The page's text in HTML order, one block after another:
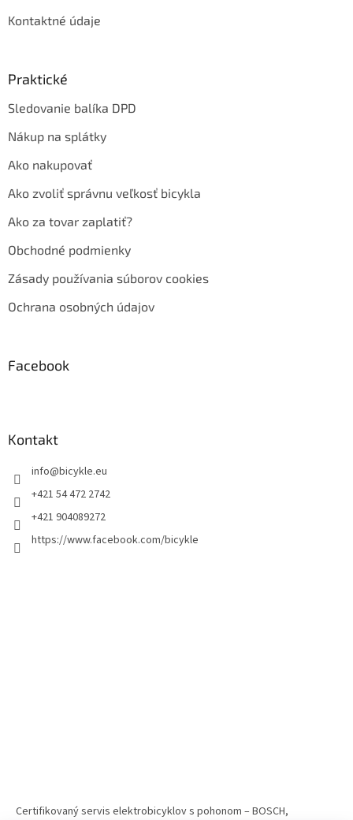
Kontaktné údaje
Praktické
Sledovanie balíka DPD
Nákup na splátky
Ako nakupovať
Ako zvoliť správnu veľkosť bicykla
Ako za tovar zaplatiť?
Obchodné podmienky
Zásady používania súborov cookies
Ochrana osobných údajov
Facebook
Kontakt
info@bicykle.eu
+421 54 472 2742
+421 904089272
https://www.facebook.com/bicykle
Certifikovaný servis elektrobicyklov s pohonom – BOSCH,